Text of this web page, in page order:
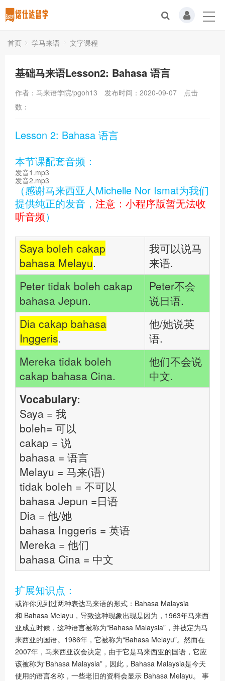
首页 学马来语 文字课程
基础马来语Lesson2: Bahasa 语言
作者：马来语学院/pgoh13 发布时间：2020-09-07
点击
数：
Lesson 2: Bahasa 语言
本节课配套音频：
发音1.mp3
发音2.mp3
（感谢马来西亚人Michelle Nor Ismat为我们
提供纯正的发音， 注意：小程序版暂无法收
听音频）
Saya boleh cakap
bahasa Melayu.
我可以说马
来语.
Peter tidak boleh cakap
bahasa Jepun.
Peter不会
说日语.
Dia cakap bahasa
Inggeris.
他/她说英
语.
Mereka tidak boleh
cakap bahasa Cina.
他们不会说
中文.
Vocabulary:
Saya = 我
boleh= 可以
cakap = 说
bahasa = 语言
Melayu = 马来(语)
tidak boleh = 不可以
bahasa Jepun =日语
Dia = 他/她
bahasa Inggeris = 英语
Mereka = 他们
bahasa Cina = 中文
扩展知识点：
或许你见到过两种表达马来语的形式：Bahasa Malaysia
和 Bahasa Melayu，导致这种现象出现是因为，1963年马来西
亚成立时候，这种语言被称为“Bahasa Malaysia”，并被定为马
来西亚的国语。1986年，它被称为“Bahasa Melayu”。然而在
2007年，马来西亚议会决定，由于它是马来西亚的国语，它应
该被称为“Bahasa Malaysia”，因此，Bahasa Malaysia是今天
使用的语言名称，一些老旧的资料会显示 Bahasa Melayu。 事